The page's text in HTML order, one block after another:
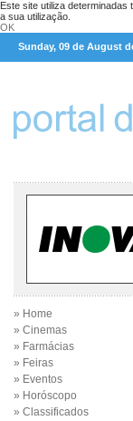
Este site utiliza
a sua utilização.
OK
Sunday, 09 de August
» Home
» Cinemas
» Farmácias
» Feiras
» Eventos
» Horóscopo
» Classificados